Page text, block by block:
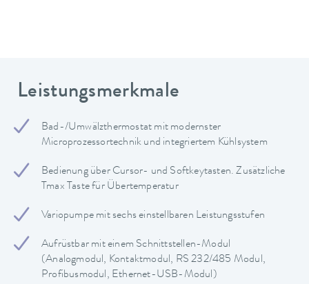
Leistungsmerkmale
Bad-/Umwälzthermostat mit modernster
Microprozessortechnik und integriertem Kühlsystem
Bedienung über Cursor- und Softkeytasten. Zusätzliche
Tmax Taste für Übertemperatur
Variopumpe mit sechs einstellbaren Leistungsstufen
Aufrüstbar mit einem Schnittstellen-Modul
(Analogmodul, Kontaktmodul, RS 232/485 Modul,
Profibusmodul, Ethernet-USB-Modul)